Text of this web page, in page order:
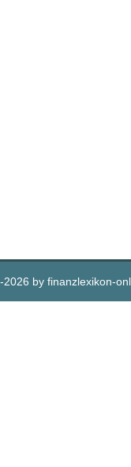
2026 by finanzlexikon-